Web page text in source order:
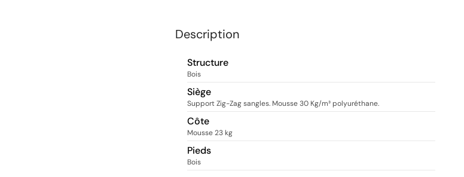
Description
Structure
Bois
Siège
Support Zig-Zag sangles. Mousse 30 Kg/m³ polyuréthane.
Côte
Mousse 23 kg
Pieds
Bois